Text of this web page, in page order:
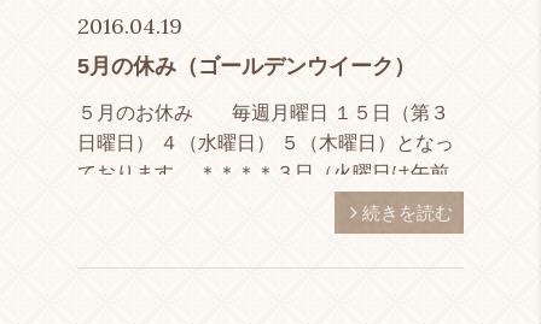
2016.04.19
5月の休み（ゴールデンウイーク）
５月のお休み 毎週月曜日 １５日（第３
日曜日） ４（水曜日） ５（木曜日）となっ
ております。 ＊＊＊＊３日（火曜日は午前
中のみ営業）＊＊＊＊とさせて頂きますので
続きを読む